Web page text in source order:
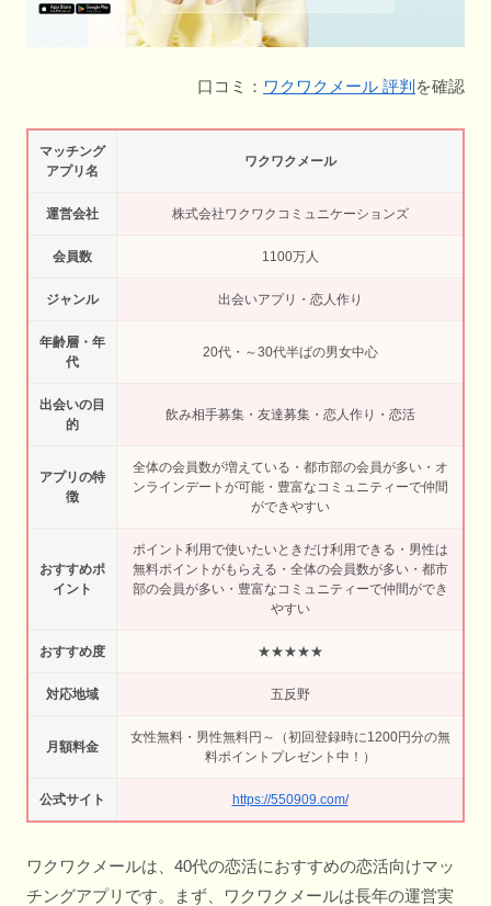
口コミ： ワクワクメール 評判 を確認
マッチング
アプリ名
ワクワクメール
運営会社 株式会社ワクワクコミュニケーションズ
会員数 1100万人
ジャンル 出会いアプリ・恋人作り
年齢層・年
代
20代・～30代半ばの男女中心
出会いの目
的
飲み相手募集・友達募集・恋人作り・恋活
アプリの特
徴
全体の会員数が増えている・都市部の会員が多い・オ
ンラインデートが可能・豊富なコミュニティーで仲間
ができやすい
おすすめポ
イント
ポイント利用で使いたいときだけ利用できる・男性は
無料ポイントがもらえる・全体の会員数が多い・都市
部の会員が多い・豊富なコミュニティーで仲間ができ
やすい
おすすめ度 ★★★★★
対応地域 五反野
月額料金
女性無料・男性無料円～（初回登録時に1200円分の無
料ポイントプレゼント中！）
公式サイト https://550909.com/
ワクワクメールは、40代の恋活におすすめの恋活向けマッ
チングアプリです。まず、ワクワクメールは長年の運営実